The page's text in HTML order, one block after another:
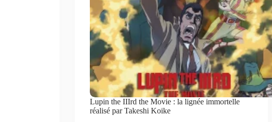
Lupin the IIIrd the Movie : la lignée immortelle
réalisé par Takeshi Koike